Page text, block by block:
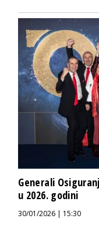
Generali
u 2026. godini
30/01/2026 | 15:30